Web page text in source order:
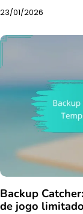
23/01/2026
Backup
de jogo